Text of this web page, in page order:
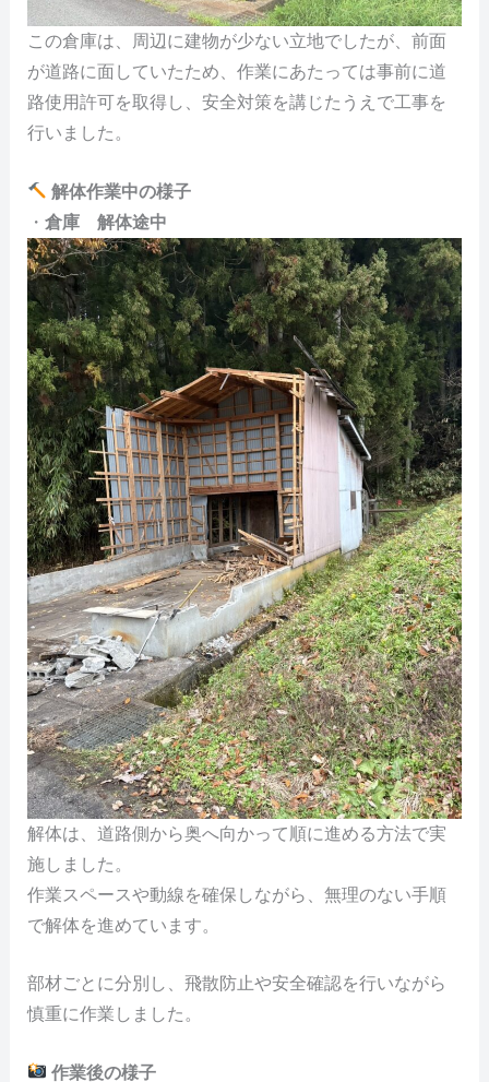
この倉庫は、周辺に建物が少ない立地でしたが、前面
が道路に面していたため、作業にあたっては事前に道
路使用許可を取得し、安全対策を講じたうえで工事を
行いました。
解体作業中の様子
・ 倉庫 解体途中
解体は、道路側から奥へ向かって順に進める方法で実
施しました。
作業スペースや動線を確保しながら、無理のない手順
で解体を進めています。
部材ごとに分別し、飛散防止や安全確認を行いながら
慎重に作業しました。
作業後の様子